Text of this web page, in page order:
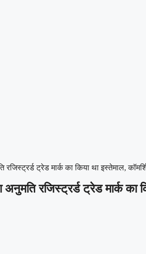
ट्रेड मार्क का किया था इस्तेमाल,
रजिस्ट्रर्ड ट्रेड मार्क का